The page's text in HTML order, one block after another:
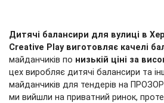
Дитячі балансири для вулиці в
Creative Play виготовляє качелі
майданчиків по низькій ціні за
цех виробляє дитячі балансири та
майданчиків для тендерів на
ми вийшли на приватний ринок,